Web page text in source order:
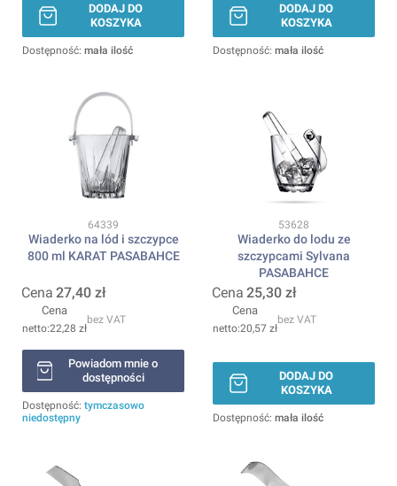
DODAJ DO
KOSZYKA
Dostępność: mała ilość
DODAJ DO
KOSZYKA
Dostępność: mała ilość
Kod produktu
64339
Wiaderko na lód i szczypce
800 ml KARAT PASABAHCE
Cena 27,40 zł
Cena
22,28 zł
bez VAT
Powiadom mnie o
dostępności
Dostępność: tymczasowo
niedostępny
Kod produktu
53628
Wiaderko do lodu ze
szczypcami Sylvana
PASABAHCE
Cena 25,30 zł
Cena
20,57 zł
bez VAT
DODAJ DO
KOSZYKA
Dostępność: mała ilość